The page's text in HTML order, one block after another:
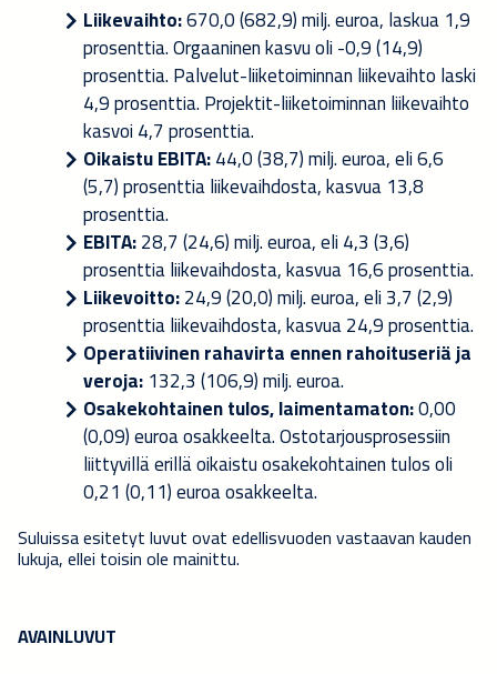
Liikevaihto:670,0 (682,9) milj. euroa, laskua 1,9
prosenttia. Orgaaninen kasvu oli -0,9 (14,9)
prosenttia. Palvelut-liiketoiminnan liikevaihto laski
4,9 prosenttia. Projektit-liiketoiminnan liikevaihto
kasvoi 4,7 prosenttia.
Oikaistu EBITA:44,0 (38,7) milj. euroa, eli 6,6
(5,7) prosenttia liikevaihdosta, kasvua 13,8
prosenttia.
EBITA:28,7 (24,6) milj. euroa, eli 4,3 (3,6)
prosenttia liikevaihdosta, kasvua 16,6 prosenttia.
Liikevoitto:24,9 (20,0) milj. euroa, eli 3,7 (2,9)
prosenttia liikevaihdosta, kasvua 24,9 prosenttia.
Operatiivinen rahavirta ennen rahoituseriä ja
veroja:132,3 (106,9) milj. euroa.
Osakekohtainen tulos, laimentamaton:0,00
(0,09) euroa osakkeelta. Ostotarjousprosessiin
liittyvillä erillä oikaistu osakekohtainen tulos oli
0,21 (0,11) euroa osakkeelta.
Suluissa esitetyt luvut ovat edellisvuoden vastaavan kauden
lukuja, ellei toisin ole mainittu.
AVAINLUVUT